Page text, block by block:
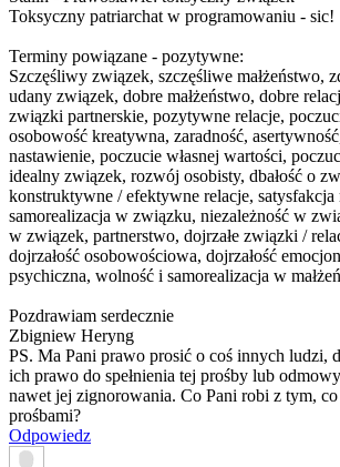
Toksyczny patriarchat w programowaniu - sic!
Terminy powiązane - pozytywne:
Szczęśliwy związek, szczęśliwe małżeństwo,
udany związek, dobre małżeństwo, dobre
związki partnerskie, pozytywne relacje,
osobowość kreatywna, zaradność,
nastawienie, poczucie własnej wartości,
idealny związek, rozwój osobisty, dbałość o
konstruktywne / efektywne relacje, satysfakcja
samorealizacja w związku, niezależność w
w związek, partnerstwo, dojrzałe związki /
dojrzałość osobowościowa, dojrzałość
psychiczna, wolność i samorealizacja w
Pozdrawiam serdecznie
Zbigniew Heryng
PS. Ma Pani prawo prosić o coś innych ludzi,
ich prawo do spełnienia tej prośby lub
nawet jej zignorowania. Co Pani robi z tym,
prośbami?
Odpowiedz